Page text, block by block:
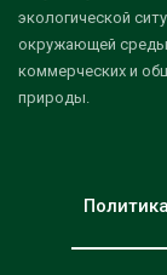
экологической
окружающей
коммерческих и
природы.